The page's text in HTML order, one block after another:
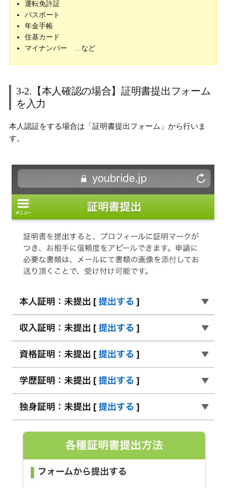
運転免許証
パスポート
年金手帳
住基カード
マイナンバー …など
3-2.【本人確認の場合】証明書提出フォーム
を入力
本人認証をする場合は「証明書提出フォーム」から行いま
す。